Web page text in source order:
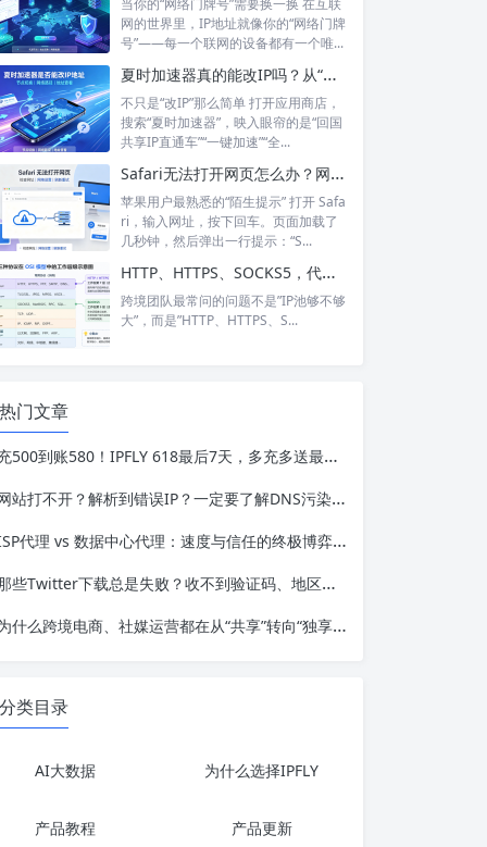
当你的“网络门牌号”需要换一换 在互联
网的世界里，IP地址就像你的“网络门牌
号”——每一个联网的设备都有一个唯...
夏时加速器真的能改IP吗？从“换IP”到“回国加速”，功能边界在哪里？
不只是“改IP”那么简单 打开应用商店，
搜索“夏时加速器”，映入眼帘的是“回国
共享IP直通车”“一键加速”“全...
Safari无法打开网页怎么办？网络正常却打不开？6个步骤帮你彻底搞定
苹果用户最熟悉的“陌生提示” 打开 Safa
ri，输入网址，按下回车。页面加载了
几秒钟，然后弹出一行提示：“S...
HTTP、HTTPS、SOCKS5，代理IP的三种协议到底怎么选？
跨境团队最常问的问题不是”IP池够不够
大”，而是”HTTP、HTTPS、S...
热门文章
500到账580！IPFLY 618最后7天，多充多送最高送24%
站打不开？解析到错误IP？一定要了解DNS污染与DNS泄露的根本区别与应对
代理 vs 数据中心代理：速度与信任的终极博弈，跨境业务该怎么选？
些Twitter下载总是失败？收不到验证码、地区不可用的根本原因
什么跨境电商、社媒运营都在从“共享”转向“独享”？静态住宅IP代理深度解析
分类目录
AI大数据 为什么选择IPFLY
产品教程 产品更新